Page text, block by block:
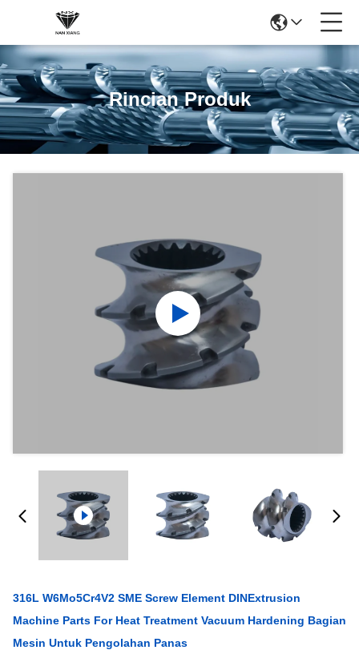
Rincian Produk
316L W6Mo5Cr4V2 SME Screw Element DINExtrusion
Machine Parts For Heat Treatment Vacuum Hardening Bagian
Mesin Untuk Pengolahan Panas